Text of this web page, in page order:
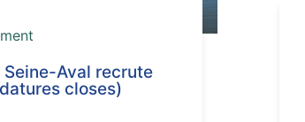
Seine-Aval recrute
closes)